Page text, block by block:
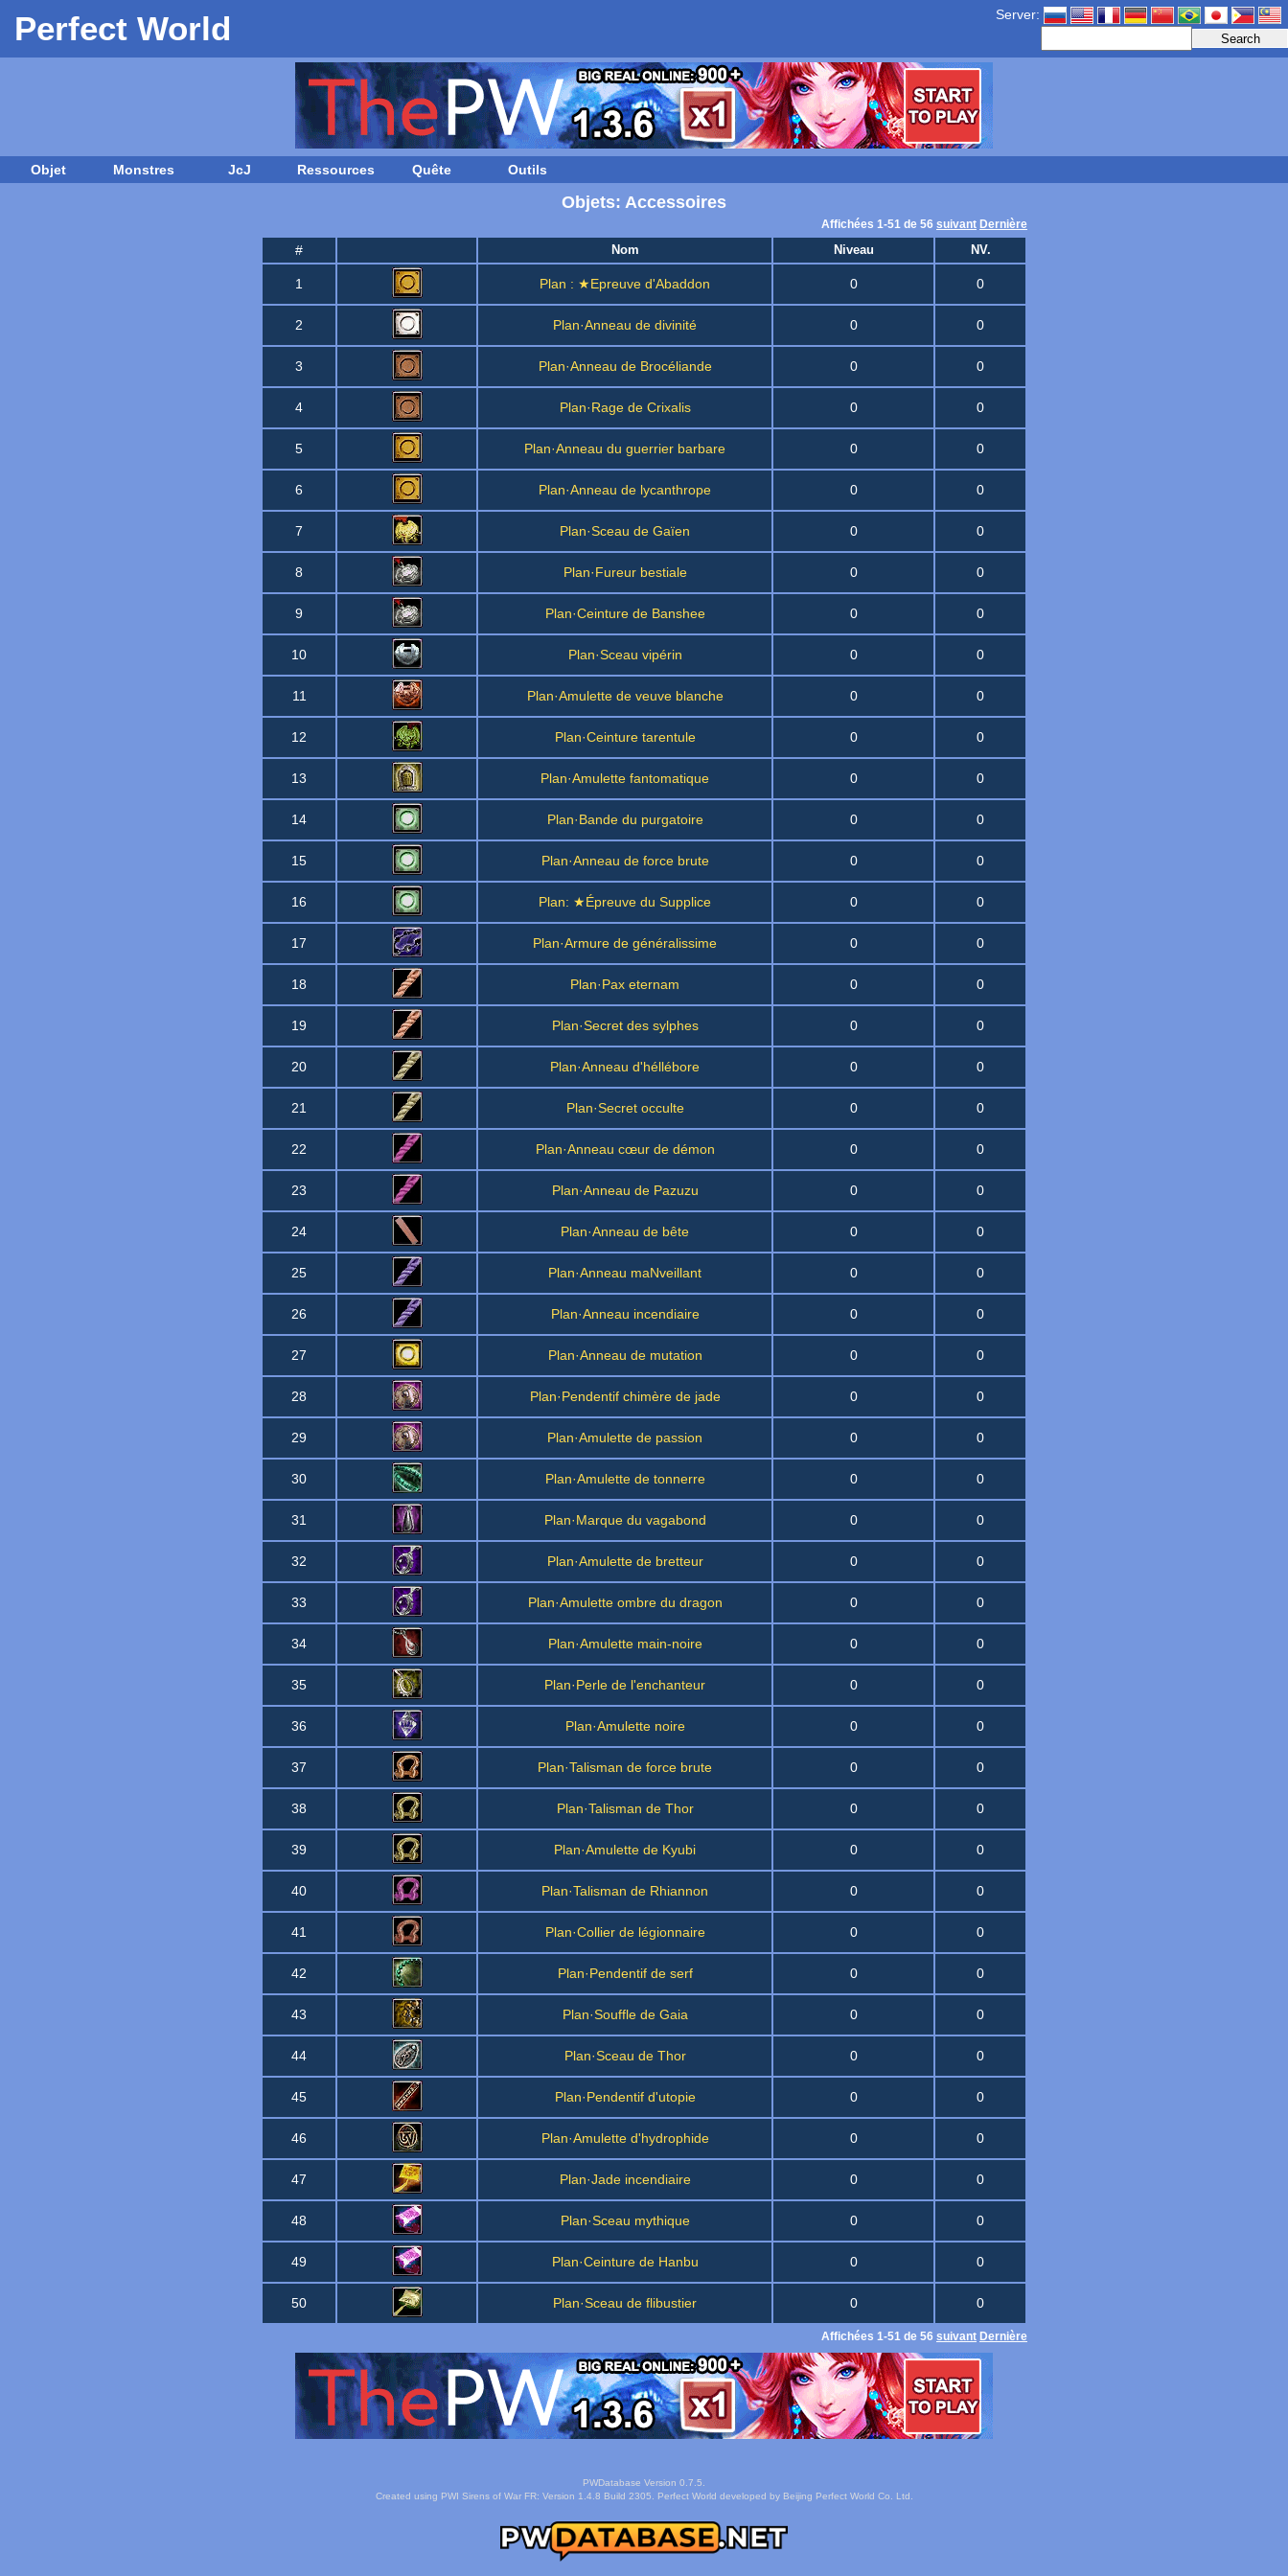
Perfect World Server:
Objet Monstres JcJ Ressources Quête Outils
Objets: Accessoires
Affichées 1-51 de 56 suivant Dernière
# Nom Niveau NV.
1 Plan : ★Epreuve d'Abaddon 0 0
2 Plan·Anneau de divinité 0 0
3 Plan·Anneau de Brocéliande 0 0
4 Plan·Rage de Crixalis 0 0
5 Plan·Anneau du guerrier barbare 0 0
6 Plan·Anneau de lycanthrope 0 0
7 Plan·Sceau de Gaïen 0 0
8 Plan·Fureur bestiale 0 0
9 Plan·Ceinture de Banshee 0 0
10 Plan·Sceau vipérin 0 0
11 Plan·Amulette de veuve blanche 0 0
12 Plan·Ceinture tarentule 0 0
13 Plan·Amulette fantomatique 0 0
14 Plan·Bande du purgatoire 0 0
15 Plan·Anneau de force brute 0 0
16 Plan: ★Épreuve du Supplice 0 0
17 Plan·Armure de généralissime 0 0
18 Plan·Pax eternam 0 0
19 Plan·Secret des sylphes 0 0
20 Plan·Anneau d'héllébore 0 0
21 Plan·Secret occulte 0 0
22 Plan·Anneau cœur de démon 0 0
23 Plan·Anneau de Pazuzu 0 0
24 Plan·Anneau de bête 0 0
25 Plan·Anneau maNveillant 0 0
26 Plan·Anneau incendiaire 0 0
27 Plan·Anneau de mutation 0 0
28 Plan·Pendentif chimère de jade 0 0
29 Plan·Amulette de passion 0 0
30 Plan·Amulette de tonnerre 0 0
31 Plan·Marque du vagabond 0 0
32 Plan·Amulette de bretteur 0 0
33 Plan·Amulette ombre du dragon 0 0
34 Plan·Amulette main-noire 0 0
35 Plan·Perle de l'enchanteur 0 0
36 Plan·Amulette noire 0 0
37 Plan·Talisman de force brute 0 0
38 Plan·Talisman de Thor 0 0
39 Plan·Amulette de Kyubi 0 0
40 Plan·Talisman de Rhiannon 0 0
41 Plan·Collier de légionnaire 0 0
42 Plan·Pendentif de serf 0 0
43 Plan·Souffle de Gaia 0 0
44 Plan·Sceau de Thor 0 0
45 Plan·Pendentif d'utopie 0 0
46 Plan·Amulette d'hydrophide 0 0
47 Plan·Jade incendiaire 0 0
48 Plan·Sceau mythique 0 0
49 Plan·Ceinture de Hanbu 0 0
50 Plan·Sceau de flibustier 0 0
Affichées 1-51 de 56 suivant Dernière
PWDatabase Version 0.7.5.
Created using PWI Sirens of War FR: Version 1.4.8 Build 2305. Perfect World developed by Beijing Perfect World Co. Ltd.